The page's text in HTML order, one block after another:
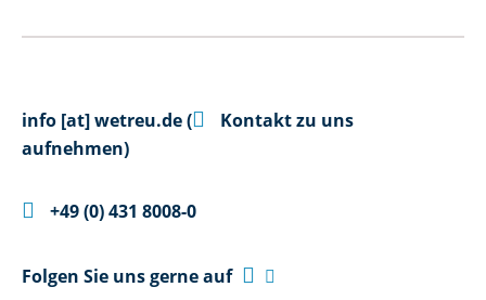
info [at]wetreu.de(
Kontakt zu uns
aufnehmen)
 +49 (0) 431 8008-0
Folgen Sie uns gerne auf  